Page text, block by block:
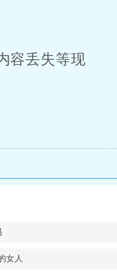
容丢失等现
女人